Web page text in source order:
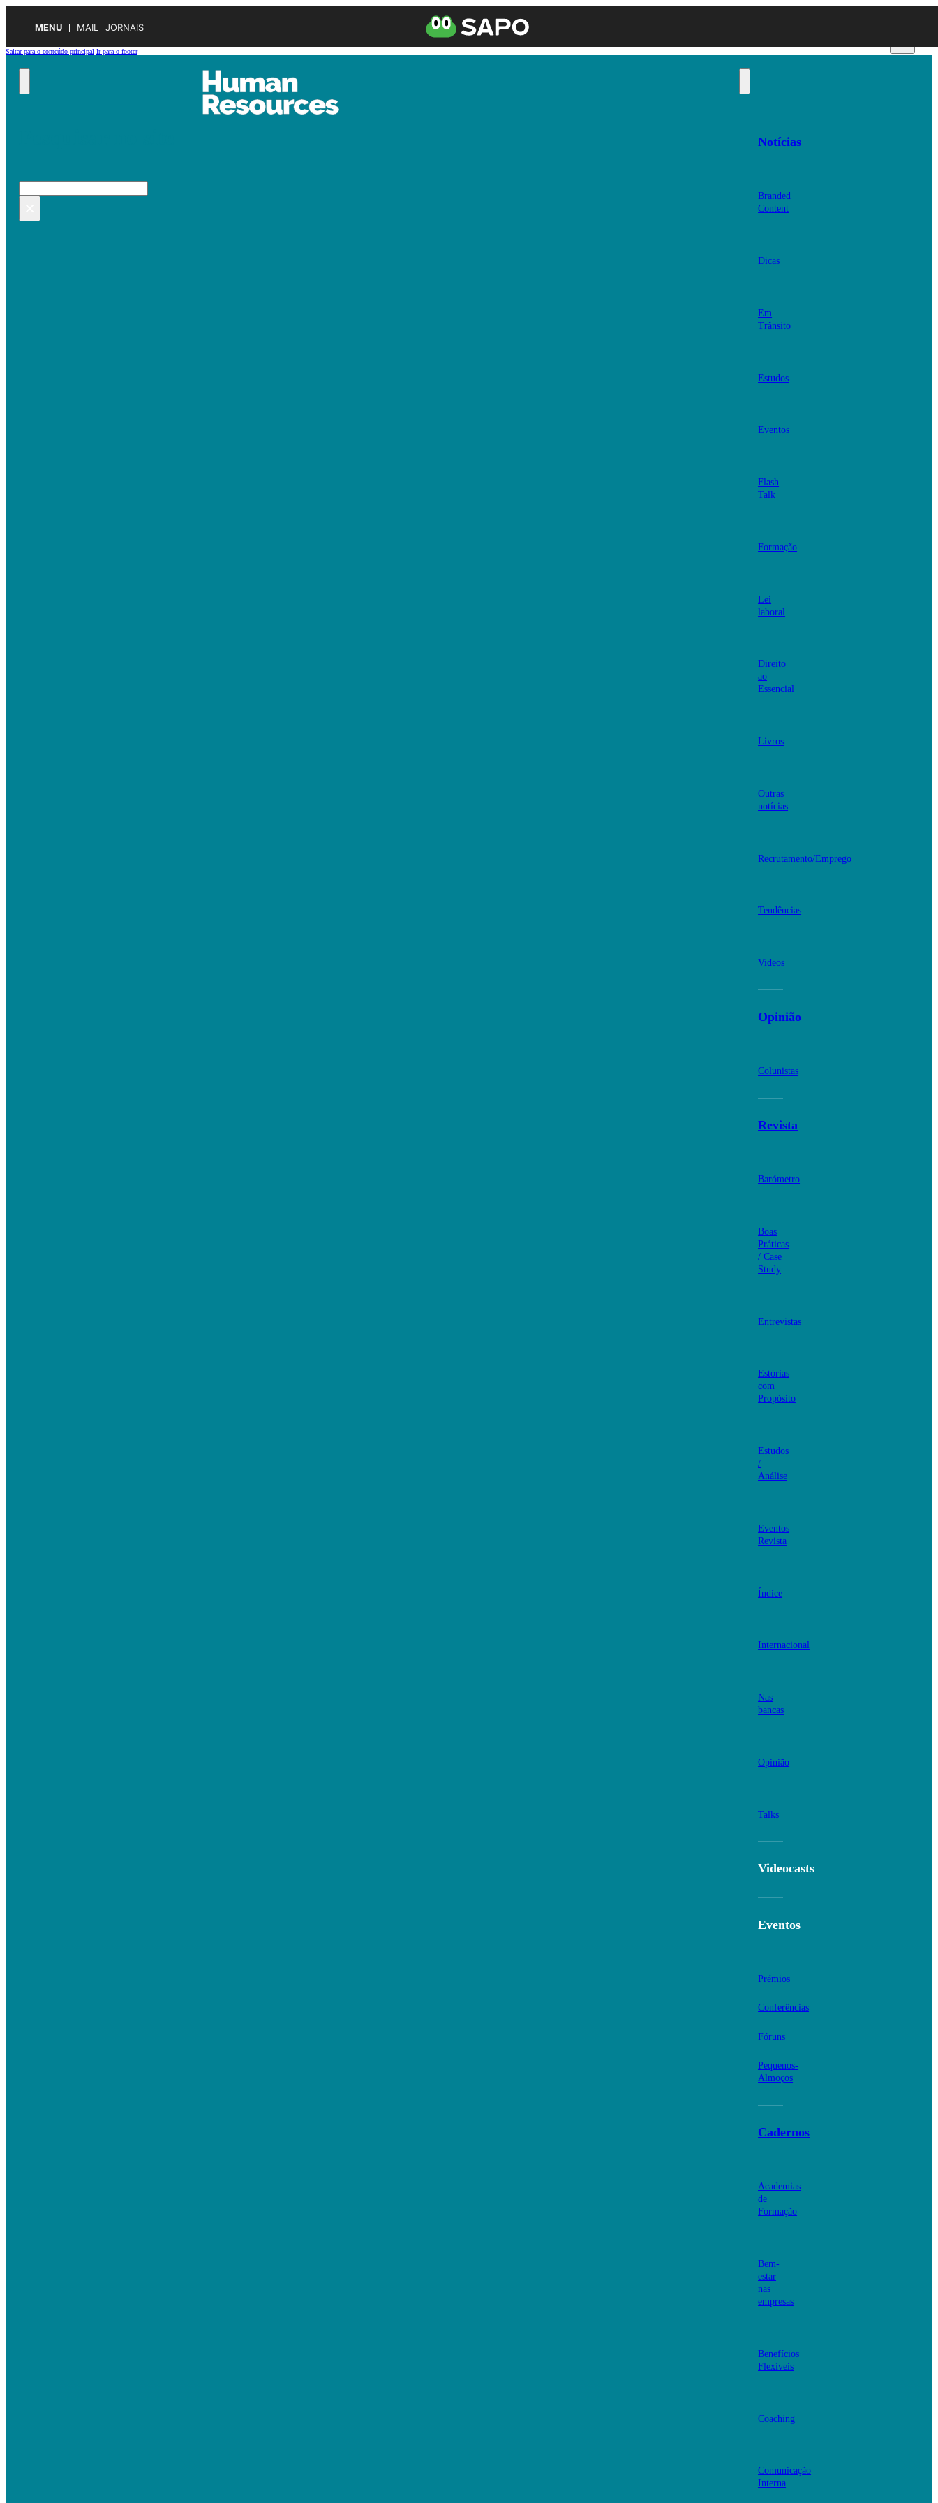
MENU MAIL JORNAIS
Saltar para o conteúdo principal Ir para o footer
Pesquisar
Notícias
Branded
Content
Dicas
Em
Trânsito
Estudos
Eventos
Flash
Talk
Formação
Lei
laboral
Direito
ao
Essencial
Livros
Outras
notícias
Recrutamento/Emprego
Tendências
Videos
Opinião
Colunistas
Revista
Barómetro
Boas
Práticas
/ Case
Study
Entrevistas
Estórias
com
Propósito
Estudos
/
Análise
Eventos
Revista
Índice
Internacional
Nas
bancas
Opinião
Talks
Videocasts
Eventos
Prémios
Conferências
Fóruns
Pequenos-
Almoços
Cadernos
Academias
de
Formação
Bem-
estar
nas
empresas
Benefícios
Flexíveis
Coaching
Comunicação
Interna